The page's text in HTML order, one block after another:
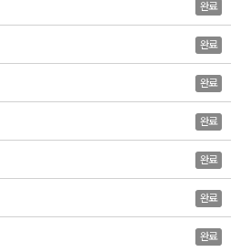
완료
완료
완료
완료
완료
완료
완료